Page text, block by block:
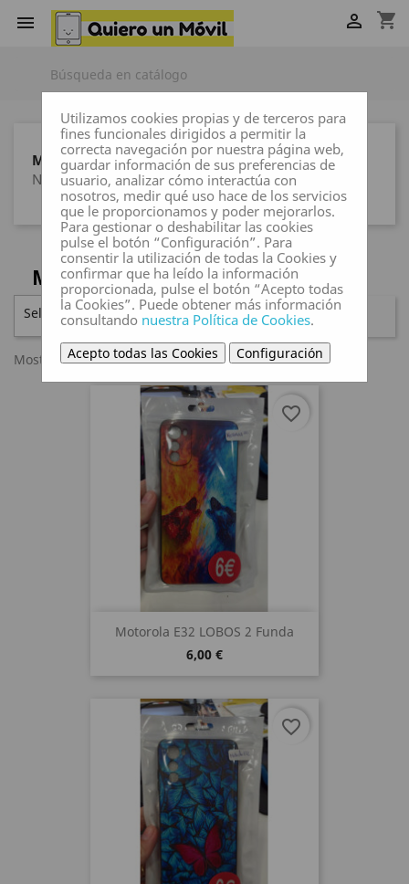
 shopping_cart

MARCAS
Ninguna marca
MOTOROLA
Seleccionar  FILTRAR
Mostrando 1-4 de 4 artículo(s)
Motorola E32 LOBOS 2 Funda
6,00 €
favorite_border
favorite_border
Utilizamos cookies propias y de terceros para
fines funcionales dirigidos a permitir la
correcta navegación por nuestra página web,
guardar información de sus preferencias de
usuario, analizar cómo interactúa con
nosotros, medir qué uso hace de los servicios
que le proporcionamos y poder mejorarlos.
Para gestionar o deshabilitar las cookies
pulse el botón “Configuración”. Para
consentir la utilización de todas la Cookies y
confirmar que ha leído la información
proporcionada, pulse el botón “Acepto todas
la Cookies”. Puede obtener más información
consultando nuestra Política de Cookies.
Acepto todas las Cookies Configuración